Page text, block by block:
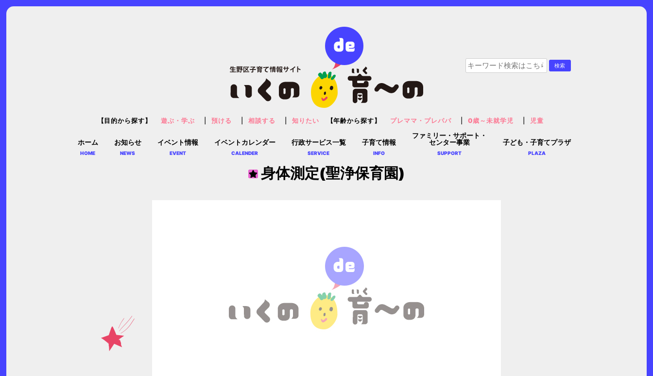
ホーム
HOME
お知らせ
NEWS
イベント情報
EVENT
イベントカレンダー
CALENDER
行政サービス一覧
SERVICE
子育て情報
INFO
ファミリー・サポート・
センター事業
SUPPORT
子ども・子育てプラザ
PLAZA
【目的から探す】 遊ぶ・学ぶ 預ける 相談する 知りたい 【年齢から探す】 プレママ・プレパパ 0歳～未就学児 児童
身体測定(聖浄保育園)